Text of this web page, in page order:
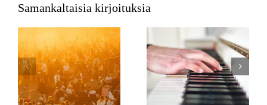
Samankaltaisia kirjoituksia